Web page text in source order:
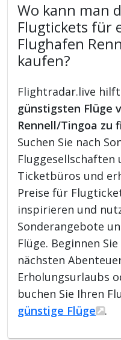
Wo kann man
Flugtickets für
Flughafen
kaufen?
Flightradar.live
günstigsten Flüge
Rennell/Tingoa zu
Suchen Sie nach
Fluggesellschaften
Ticketbüros und
Preise für
inspirieren und
Sonderangebote
Flüge. Beginnen
nächsten
Erholungsurlaubs
buchen Sie Ihren
günstige Flüge
.